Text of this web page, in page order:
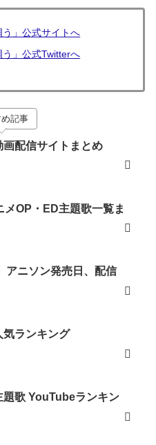
う」公式サイトへ
う」公式Twitterへ
記事
画配信サイトまとめ
メOP・ED主題歌一覧ま
アニソン発売日、配信
気ランキング
題歌 YouTubeランキン